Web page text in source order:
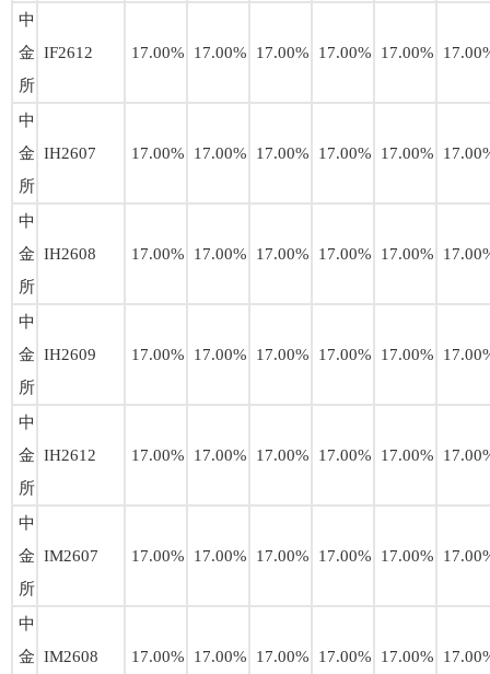
中
金
所
IF2612 17.00% 17.00% 17.00% 17.00% 17.00%
中
金
所
IH2607 17.00% 17.00% 17.00% 17.00% 17.00%
中
金
所
IH2608 17.00% 17.00% 17.00% 17.00% 17.00%
中
金
所
IH2609 17.00% 17.00% 17.00% 17.00% 17.00%
中
金
所
IH2612 17.00% 17.00% 17.00% 17.00% 17.00%
中
金
所
IM2607 17.00% 17.00% 17.00% 17.00% 17.00%
中
金 IM2608 17.00% 17.00% 17.00% 17.00% 17.00%